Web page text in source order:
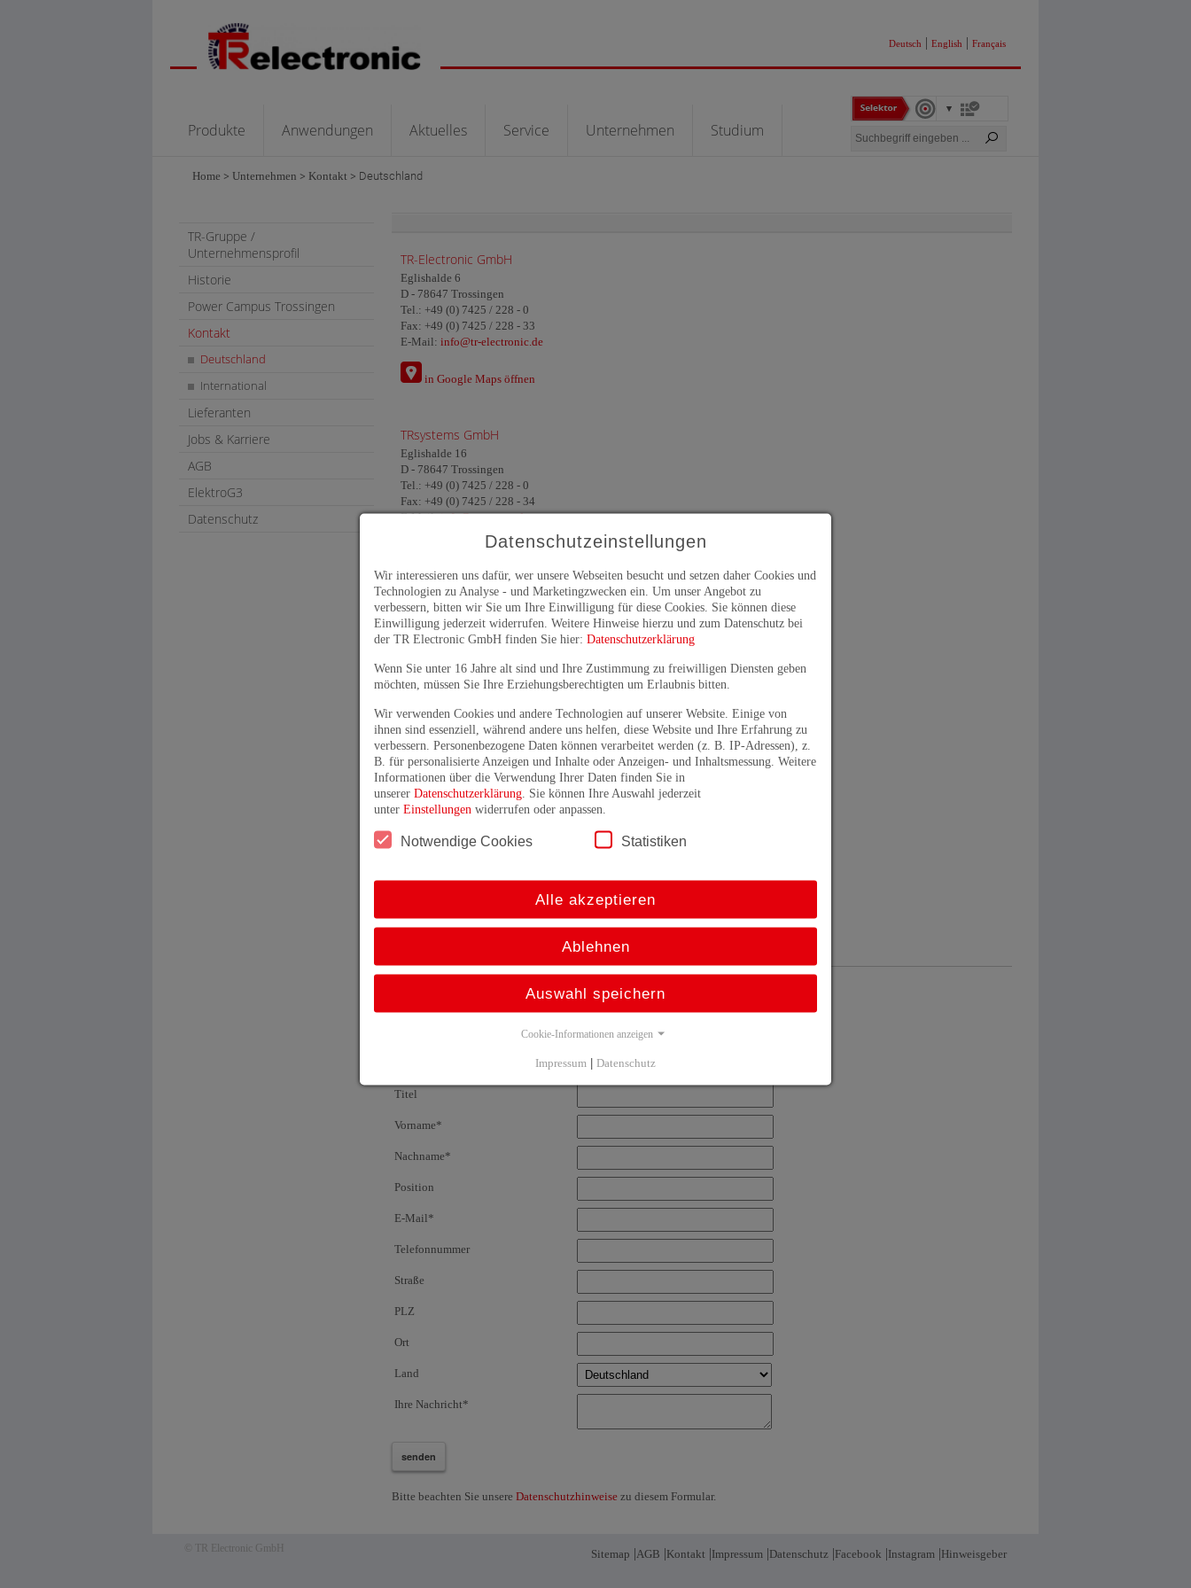
Deutsch | English | Français
Produkte Anwendungen Aktuelles Service Unternehmen Studium
Home > Unternehmen > Kontakt > Deutschland
TR-Gruppe /
Unternehmensprofil
Historie
Power Campus Trossingen
Kontakt
Deutschland
International
Lieferanten
Jobs & Karriere
AGB
ElektroG3
Datenschutz
TR-Electronic GmbH
Eglishalde 6
D - 78647 Trossingen
Tel.: +49 (0) 7425 / 228 - 0
Fax: +49 (0) 7425 / 228 - 33
E-Mail: info@tr-electronic.de
in Google Maps öffnen
TRsystems GmbH
Eglishalde 16
D - 78647 Trossingen
Tel.: +49 (0) 7425 / 228 - 0
Fax: +49 (0) 7425 / 228 - 34
E-Mail:info@trsystems.de
TRsystems GmbH - Unidor
Freiburger Straße 3
D - 75179 Pforzheim
Tel.: +49 (0) 7231 / 3152 - 0
Fax: +49 (0) 7231 / 3152 - 99
E-Mail:unidor@trsystems.de
in Google Maps öffnen
Suche
Suche
Ihren TR Partner für Sie finden können.
suchen
Kontaktformular
Titel
Vorname*
Nachname*
Position
E-Mail*
Telefonnummer
Straße
PLZ
Ort
Land
Ihre Nachricht*
Bitte beachten Sie unsere Datenschutzhinweise zu diesem Formular.
© TR Electronic GmbH Sitemap |AGB |Kontakt |Impressum |Datenschutz |Facebook |Instagram |Hinweisgeber
Datenschutzeinstellungen
Wir interessieren uns dafür, wer unsere Webseiten besucht und setzen daher Cookies und
Technologien zu Analyse - und Marketingzwecken ein. Um unser Angebot zu
verbessern, bitten wir Sie um Ihre Einwilligung für diese Cookies. Sie können diese
Einwilligung jederzeit widerrufen. Weitere Hinweise hierzu und zum Datenschutz bei
der TR Electronic GmbH finden Sie hier: Datenschutzerklärung
Wenn Sie unter 16 Jahre alt sind und Ihre Zustimmung zu freiwilligen Diensten geben
möchten, müssen Sie Ihre Erziehungsberechtigten um Erlaubnis bitten.
Wir verwenden Cookies und andere Technologien auf unserer Website. Einige von
ihnen sind essenziell, während andere uns helfen, diese Website und Ihre Erfahrung zu
verbessern. Personenbezogene Daten können verarbeitet werden (z. B. IP-Adressen), z.
B. für personalisierte Anzeigen und Inhalte oder Anzeigen- und Inhaltsmessung. Weitere
Informationen über die Verwendung Ihrer Daten finden Sie in
unserer Datenschutzerklärung . Sie können Ihre Auswahl jederzeit
unter Einstellungen widerrufen oder anpassen.
Notwendige Cookies Statistiken
Alle akzeptieren
Ablehnen
Auswahl speichern
Cookie-Informationen anzeigen
Impressum | Datenschutz